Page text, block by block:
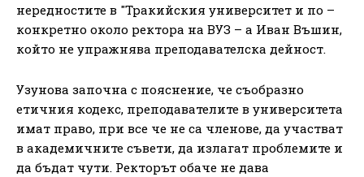
нередностите в "Тракийския университет и по –
конкретно около ректора на ВУЗ – а Иван Въшин,
който не упражнява преподавателска дейност.
Узунова започна с пояснение, че съобразно
етичния кодекс, преподавателите в университета
имат право, при все че не са членове, да участват
в академичните съвети, да излагат проблемите и
да бъдат чути. Ректорът обаче не дава